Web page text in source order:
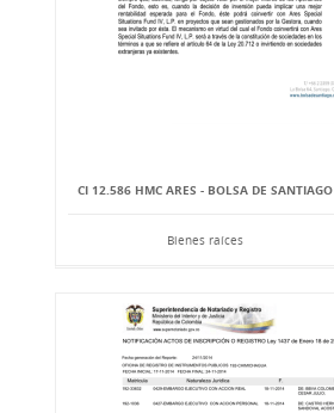
CI 12.586 HMC ARES - BOLSA DE SANTIAGO
Bienes raíces